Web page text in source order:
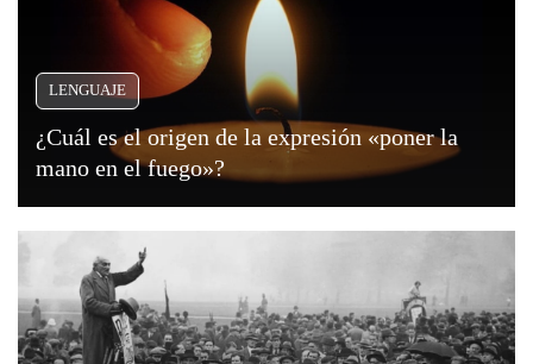
LENGUAJE
¿Cuál es el origen de la expresión «poner la
mano en el fuego»?